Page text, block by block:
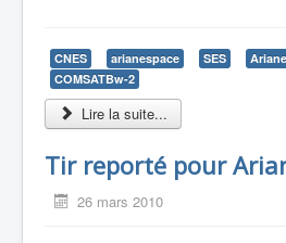
CNES arianespace SES
COMSATBw-2
Lire la suite...
Tir reporté pour
26 mars 2010